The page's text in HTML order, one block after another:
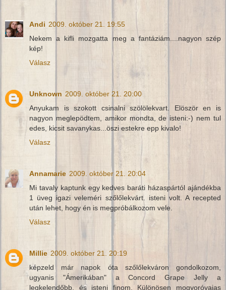
Andi 2009. október 21. 19:55
Nekem a kifli mozgatta meg a fantáziám....nagyon szép
kép!
Válasz
Unknown 2009. október 21. 20:00
Anyukam is szokott csinalni szölölekvart. Elöször en is
nagyon meglepödtem, amikor mondta, de isteni:-) nem tul
edes, kicsit savanykas...öszi estekre epp kivalo!
Válasz
Annamarie 2009. október 21. 20:04
Mi tavaly kaptunk egy kedves baráti házaspártól ajándékba
1 üveg igazi veleméri szőlőlekvárt. isteni volt. A recepted
után lehet, hogy én is megpróbálkozom vele.
Válasz
Millie 2009. október 21. 20:19
képzeld már napok óta szőlőlekváron gondolkozom,
ugyanis "Ámerikában" a Concord Grape Jelly a
legkelendőbb, és isteni finom. Különösen mogyoróvajas